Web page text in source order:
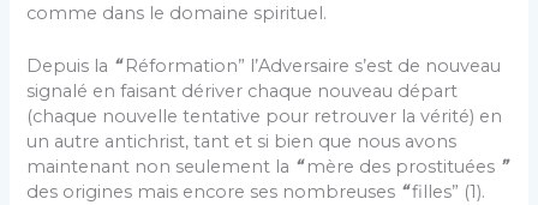
comme dans le domaine spirituel.
Depuis la “Réformation” l’Adversaire s’est de nou­veau
signalé en faisant dériver chaque nouveau départ
(chaque nouvelle tentative pour retrouver la vérité) en
un autre antichrist, tant et si bien que nous avons
main­tenant non seulement la “mère des prostituées ”
des ori­gines mais encore ses nombreuses “filles” (1).